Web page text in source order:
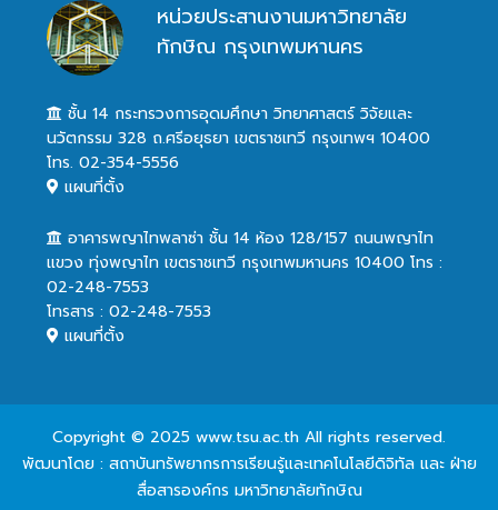
หน่วยประสานงานมหาวิทยาลัย
ทักษิณ กรุงเทพมหานคร
ชั้น 14 กระทรวงการอุดมศึกษา วิทยาศาสตร์ วิจัยและ
นวัตกรรม 328 ถ.ศรีอยุธยา เขตราชเทวี กรุงเทพฯ 10400
โทร. 02-354-5556
แผนที่ตั้ง
อาคารพญาไทพลาซ่า ชั้น 14 ห้อง 128/157 ถนนพญาไท
แขวง ทุ่งพญาไท เขตราชเทวี กรุงเทพมหานคร 10400 โทร :
02-248-7553
โทรสาร : 02-248-7553
แผนที่ตั้ง
Copyright © 2025 www.tsu.ac.th All rights reserved.
พัฒนาโดย : สถาบันทรัพยากรการเรียนรู้และเทคโนโลยีดิจิทัล และ ฝ่าย
สื่อสารองค์กร มหาวิทยาลัยทักษิณ